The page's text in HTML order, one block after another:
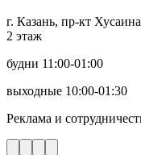
г. Казань, пр-кт
2 этаж
будни 11:00-01:00
выходные 10:00-01:30
Реклама и